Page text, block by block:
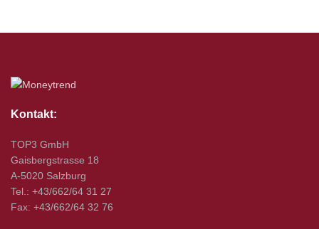
Kontakt:
TOP3 GmbH
Gaisbergstrasse 18
A-5020 Salzburg
Tel.: +43/662/64 31 27
Fax: +43/662/64 32 76